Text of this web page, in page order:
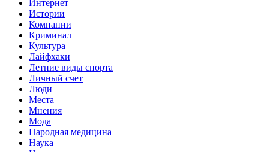
Интернет
Истории
Компании
Криминал
Культура
Лайфхаки
Летние виды спорта
Личный счет
Люди
Места
Мнения
Мода
Народная медицина
Наука